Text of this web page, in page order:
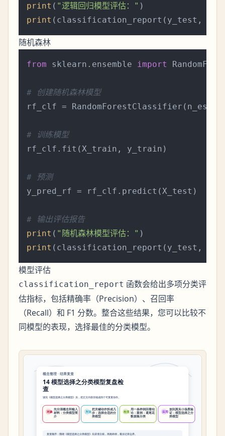
print ( "逻辑回归模型评估："
print
随机森林
from sklearn.ensemble import
# 创建随机森林模型
rf_clf =
# 训练模型
rf_clf.fit(X_train, y_train)
# 预测
y_pred_rf = rf_clf.predict(X_test)
# 输出评估报告
print ( "随机森林模型评估："
print
模型评估
classification_report 函数会给出多项分类评
估指标，包括精确率（Precision）、召回率
（Recall）和 F1 分数。整合这些结果，您可以比较不
同模型的表现，选择最佳的分类模型。